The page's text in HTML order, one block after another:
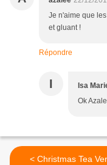
Je n'aime que
et gluant !
Répondre
I Isa
Ok
< Christmas Tea Vert,